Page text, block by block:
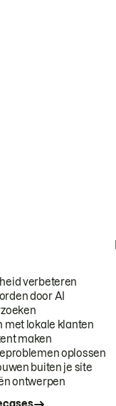
verbeteren
door AI
met lokale klanten
maken
oplossen
buiten je site
ontwerpen